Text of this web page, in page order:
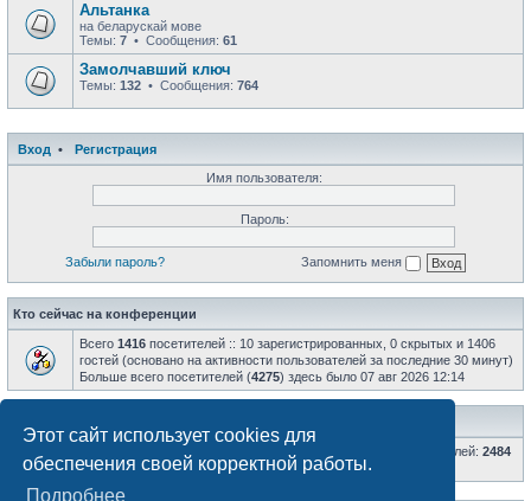
Этот сайт использует cookies для
обеспечения своей корректной работы.
Подробнее
Альтанка
на беларускай мове
Темы: 7 • Сообщения: 61
Замолчавший ключ
Темы: 132 • Сообщения: 764
Вход •
Регистрация
Имя пользователя:
Пароль:
Забыли пароль? Запомнить меня
Кто сейчас на конференции
Всего 1416 посетителей :: 10 зарегистрированных, 0 скрытых и 1406
гостей (основано на активности пользователей за последние 30 минут)
Больше всего посетителей (4275) здесь было 07 авг 2026 12:14
• Всего пользователей: 2484
• Новый пользователь: Nixon